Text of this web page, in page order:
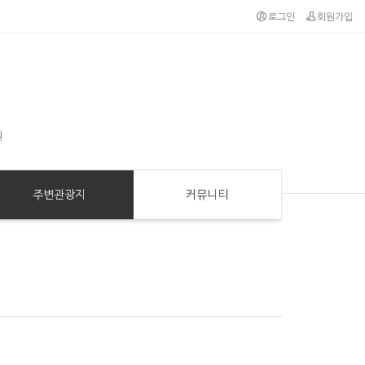
로그인 회원가입
주변관광지 커뮤니티